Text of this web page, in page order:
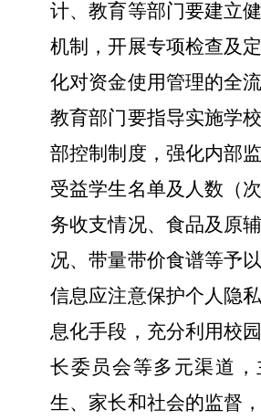
计、教育等部门要建立
机制，开展专项检查及
化对资金使用管理的全流
教育部门要指导实施学
部控制制度，强化内部
受益学生名单及 人数（次
务收支情况、食品及原
况、带量带价食谱等予
信息应注意保护个人隐私
息化手段， 充分利用校
长委员会等多元渠道
生、家长和社会的监督